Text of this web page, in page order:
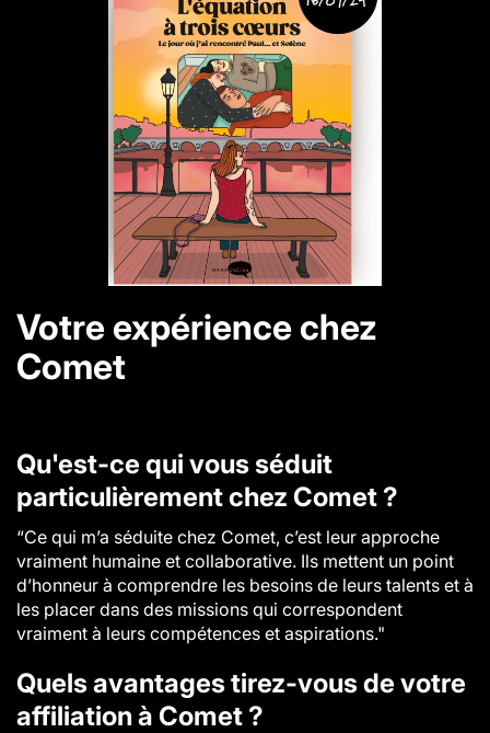
Votre expérience chez
Comet
Qu'est-ce qui vous séduit
particulièrement chez Comet ?
“Ce qui m’a séduite chez Comet, c’est leur approche
vraiment humaine et collaborative. Ils mettent un point
d’honneur à comprendre les besoins de leurs talents et à
les placer dans des missions qui correspondent
vraiment à leurs compétences et aspirations."
Quels avantages tirez-vous de votre
affiliation à Comet ?